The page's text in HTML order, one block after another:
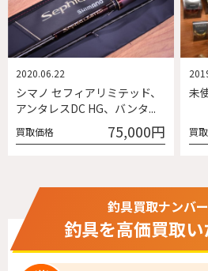
シマノ セフィアリミテッド、
アンタレスDC HG、バンタ...
2020.06.22
買取価格 75,000円
未
買
釣具買取ナンバ
釣具を高価買取い